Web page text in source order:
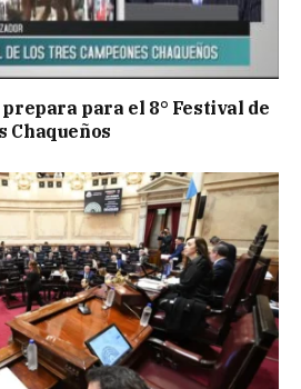
para el 8° Festival de
Chaqueños